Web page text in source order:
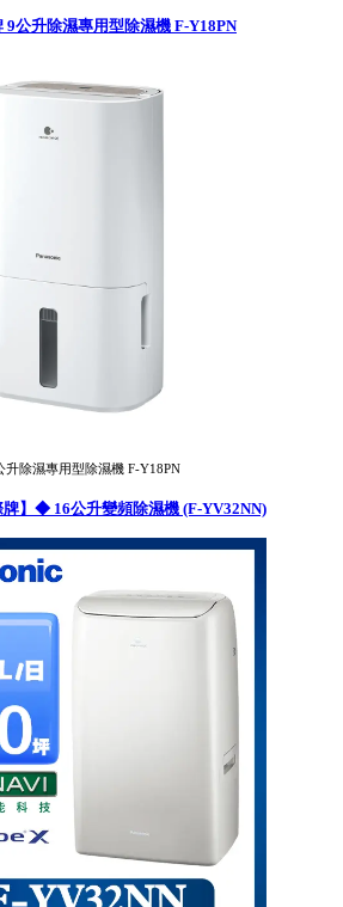
9公升除濕專用型除濕機 F-Y18PN
升除濕專用型除濕機 F-Y18PN
牌】◆ 16公升變頻除濕機 (F-YV32NN)